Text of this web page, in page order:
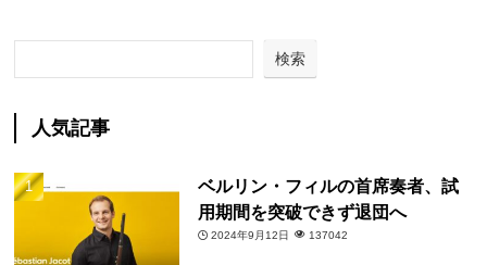
検索
人気記事
ベルリン・フィルの首席奏者、試
用期間を突破できず退団へ
2024年9月12日 137042